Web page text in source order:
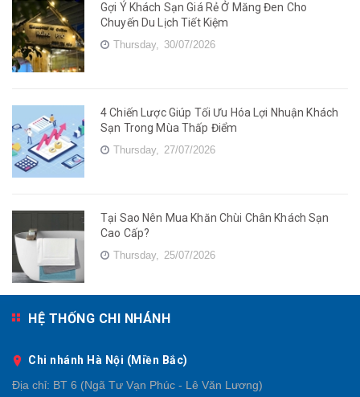
Gợi Ý Khách Sạn Giá Rẻ Ở Măng Đen Cho
Chuyến Du Lịch Tiết Kiệm
Thursday, 30/07/2026
4 Chiến Lược Giúp Tối Ưu Hóa Lợi Nhuận Khách
Sạn Trong Mùa Thấp Điểm
Thursday, 27/07/2026
Tại Sao Nên Mua Khăn Chùi Chân Khách Sạn
Cao Cấp?
Thursday, 25/07/2026
HỆ THỐNG CHI NHÁNH
Chi nhánh Hà Nội (Miền Bắc)
Địa chỉ: BT 6 (Ngã Tư Vạn Phúc - Lê Văn Lương)